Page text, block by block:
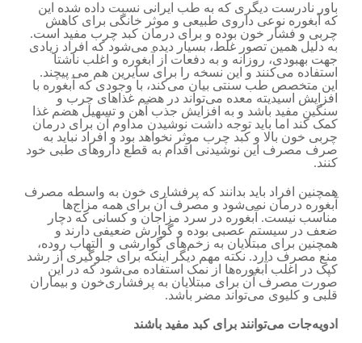
باور نادرست دیگری که به طب ایرانی نسبت داده شده این
که آبغوره نوعی داروی طبیعی و موثر خانگی برای کاهش
چربی و فشار خون بوده و برای درمان کبد چرب مفید است.
به دلیل همین تصور غلط، بسیار دیده می‌شود که افراد زیادی
جهت بهبودی، روزانه و به دفعات از آبغوره و اغلب ناشتا
استفاده می‌کنند و این نسخه را برای سایرین هم می پیچند.
این متخصص طب سنتی بیان می‌کند، با وجودی که آبغوره با
افزایش اسیدیته معده می‌تواند در هضم غذاهای چرب و
سنگین مفید باشد و به افزایش جذب آهن و تسهیل هضم غذا
کمک کند اما باید توجه داشت نوشیدن مداوم آن برای درمان
چربی خون بالا و کبد چرب موثر نخواهد بود و افراد نباید به
صرف مصرف این نوشیدنی اقدام به قطع داروهای طبی خود
کنند.
همچنین افراد باید بدانند که پرفشاری خون به واسطه مصرف
آبغوره درمان نمی‌شود و مصرف آن برای همه مزاج‌ها
مناسب نیست. آبغوره در سرد مزاجان و کسانی که دچار
ضعف در سیستم عصبی بوده و گوارش ضعیفی دارند و
همچنین برای مبتلایان به زخم‌های گوارشی و التهاب روده،
منع مصرف دارد. نکته مهم دیگر اینکه برای جلوگیری از رشد
کپک در اغلب آبغوره‌ها از نمک استفاده می‌شود که در این
صورت مصرف آن برای مبتلایان به پرفشاری‌خون و بیماران
قلبی و کلیوی می‌تواند مضر باشد.
ادویه‌جات می‌توانند برای کبد مفید باشند